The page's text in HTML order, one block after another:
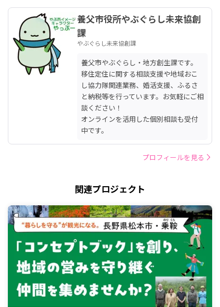
養父市役所やぶぐらし未来協創
課
やぶぐらし未来協創課
養父市やぶぐらし・地方創生課です。
移住定住に関する相談支援や地域おこ
し協力隊関連業務、婚活支援、ふるさ
と納税等を行っています。お気軽にご相
談ください！
オンラインを活用した個別相談も受付
中です。
プロフィールを見る
関連プロジェクト